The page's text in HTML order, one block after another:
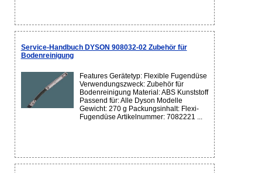
Service-Handbuch DYSON 908032-02 Zubehör für
Bodenreinigung
Features Gerätetyp: Flexible Fugendüse
Verwendungszweck: Zubehör für
Bodenreinigung Material: ABS Kunststoff
Passend für: Alle Dyson Modelle
Gewicht: 270 g Packungsinhalt: Flexi-
Fugendüse Artikelnummer: 7082221 ...